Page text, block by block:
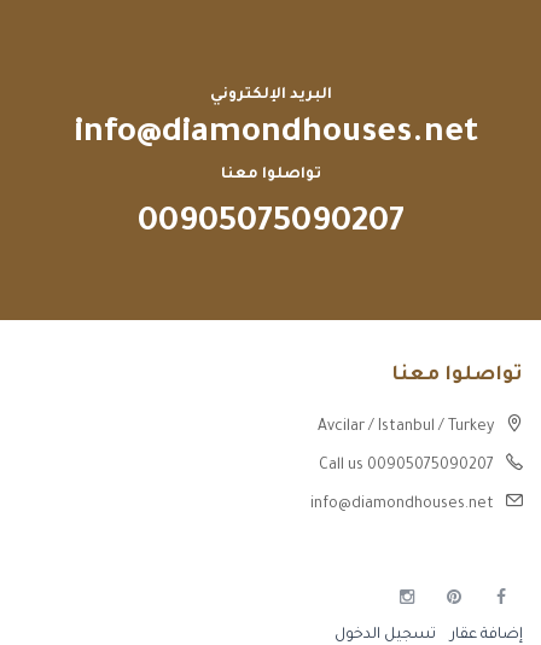
البريد الإلكتروني
info@diamondhouses.net
تواصلوا معنا
00905075090207
تواصلوا معنا
Avcilar / Istanbul / Turkey
Call us 00905075090207
info@diamondhouses.net
إضافة عقار تسجيل الدخول